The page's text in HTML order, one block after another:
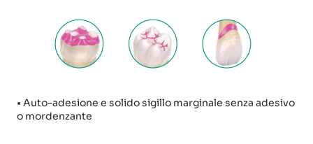
• Auto-adesione e solido sigillo marginale senza adesivo
o mordenzante